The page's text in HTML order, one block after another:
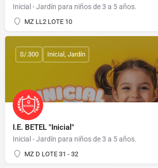
Inicial - Jardín para niños de 3 a 5 años.
MZ LL2 LOTE 10
I.E. BETEL "Inicial"
Inicial - Jardín para niños de 3 a 5 años.
MZ D LOTE 31 - 32
S/.300 Inicial, Jardín